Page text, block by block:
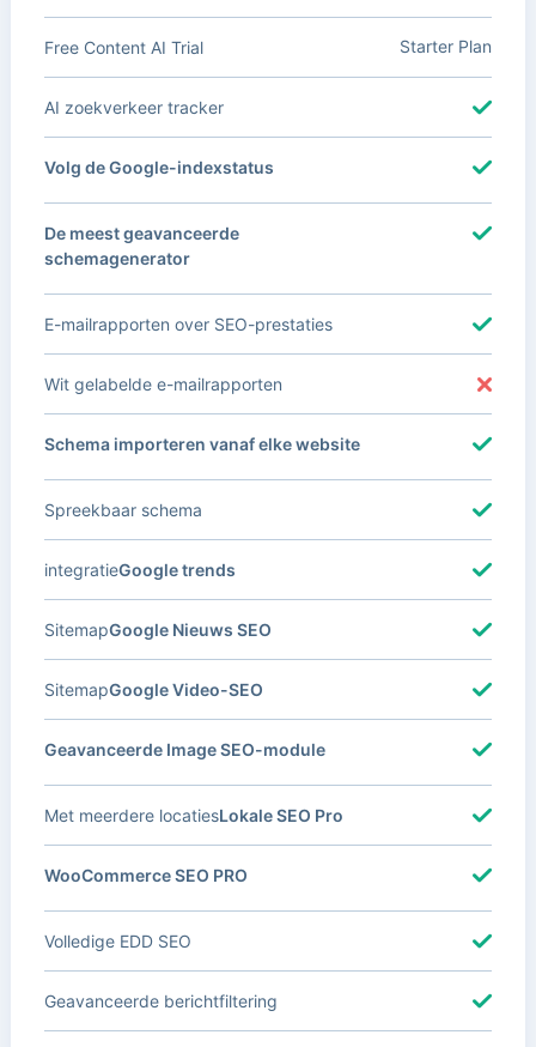
Free Content AI Trial Starter Plan
AI zoekverkeer tracker
Volg de Google-indexstatus
De meest geavanceerde
schemagenerator
E-mailrapporten over SEO-prestaties
Wit gelabelde e-mailrapporten
Schema importeren vanaf elke website
Spreekbaar schema
Google trends
integratie
Google Nieuws SEO
Sitemap
Google Video-SEO
Sitemap
Geavanceerde Image SEO-module
Lokale SEO Pro
Met meerdere locaties
WooCommerce SEO PRO
Volledige EDD SEO
Geavanceerde berichtfiltering